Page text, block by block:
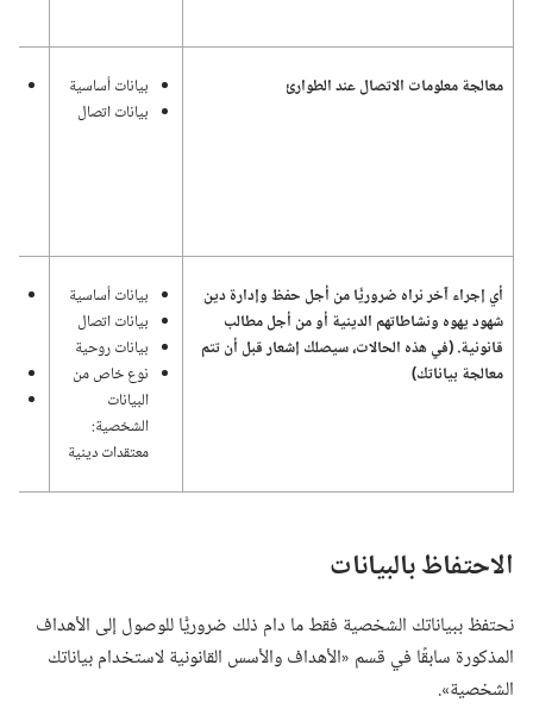
معالجة معلومات الاتصال عند الطوارئ
بيانات أساسية
بيانات اتصال
أي إجراء آخر نراه ضروريًّا من أجل حفظ وإدارة دين
شهود يهوه ونشاطاتهم الدينية أو من أجل مطالب
قانونية.‏ (‏في هذه الحالات،‏ سيصلك إشعار قبل أن تتم
معالجة بياناتك)‏
بيانات أساسية
بيانات اتصال
بيانات روحية
نوع خاص من
البيانات
الشخصية:‏
معتقدات دينية
الاحتفاظ بالبيانات
نحتفظ ببياناتك الشخصية فقط ما دام ذلك ضروريًّا للوصول إلى الأهداف
المذكورة سابقًا في قسم «الأهداف والأسس القانونية لاستخدام بياناتك
الشخصية».‏